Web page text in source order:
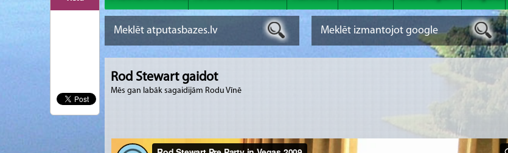
Rod Stewart gaidot
Mēs gan labāk sagaidijām Rodu Vīnē